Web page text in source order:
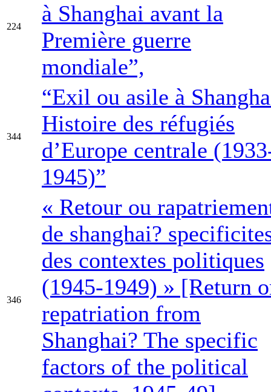
224
à Shanghai avant la
Première guerre
mondiale”,
344
“Exil ou asile à
Histoire des réfugiés
d’Europe centrale
1945)”
346
« Retour ou
de shanghai?
des contextes politiques
(1945-1949) » [Return
repatriation from
Shanghai? The specific
factors of the political